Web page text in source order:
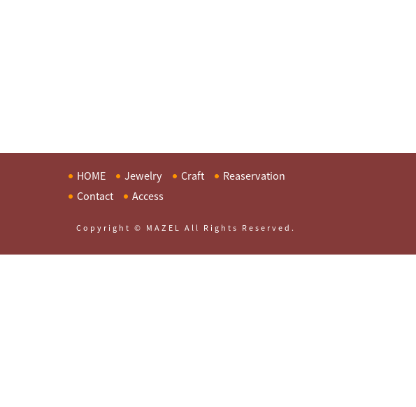
HOME Jewelry Craft
Reaservation
Contact
Access
Copyright © MAZEL All Rights Reserved.